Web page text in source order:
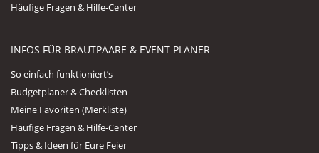
Häufige Fragen & Hilfe-Center
INFOS FÜR BRAUTPAARE & EVENT PLANER
So einfach funktioniert’s
Budgetplaner & Checklisten
Meine Favoriten (Merkliste)
Häufige Fragen & Hilfe-Center
Tipps & Ideen für Eure Feier